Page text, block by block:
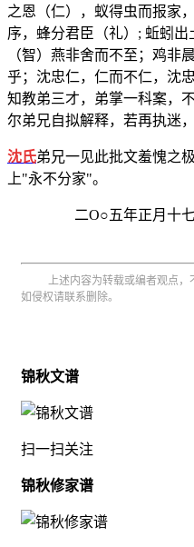
之恩（仁），蚁得虫而报家
序，蜂分君臣（礼）; 蚯蚓出
（智）燕非舍而不至；鸡非
乎；沈忠仁，仁而不仁，沈
知教弟三才，弟掌一科案，
尔弟兄自拟解释，若再执迷
沈氏弟兄一见此批文羞愧之
上"永不分家"。
二O○五年正月十
上述内容为转载或编者观点，
如侵权请联系删除。
锦秋文谱
扫一扫关注
锦秋修家谱